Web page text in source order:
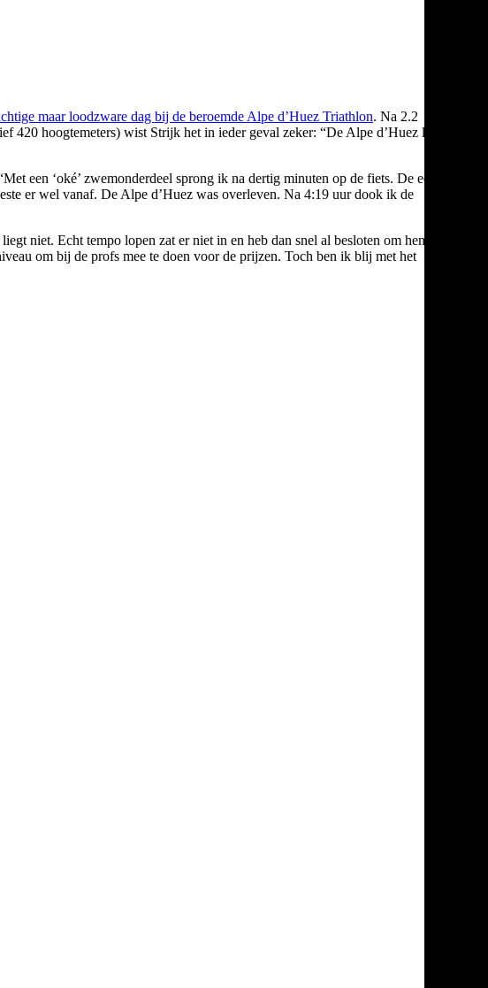
maar loodzware dag bij de beroemde Alpe d’Huez Triathlon. Na 2.2
hoogtemeters) wist Strijk het in ieder geval zeker: “De Alpe d’Huez liegt
een ‘oké’ zwemonderdeel sprong ik na dertig minuten op de fiets. De eerste
er wel vanaf. De Alpe d’Huez was overleven. Na 4:19 uur dook ik de
niet. Echt tempo lopen zat er niet in en heb dan snel al besloten om hem rustig
om bij de profs mee te doen voor de prijzen. Toch ben ik blij met het